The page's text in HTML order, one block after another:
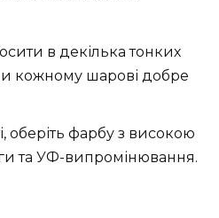
в декілька тонких
кожному шарові добре
оберіть фарбу з високою
та УФ-випромінювання.